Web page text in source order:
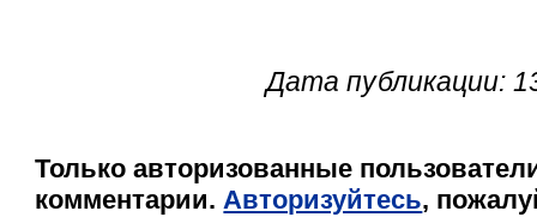
Дата публикации:
Только авторизованные
комментарии.Авторизуйтесь,